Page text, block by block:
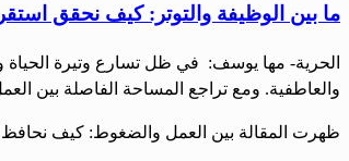
ما بين الوظيفة والتوتر: كيف نحقق
الحرية- مها يوسف: في ظل تسارع وتيرة الحياة
والعاطفية. ومع تراجع المساحة الفاصلة بين
ظهرت المقالة بين العمل والضغوط: كيف نحافظ